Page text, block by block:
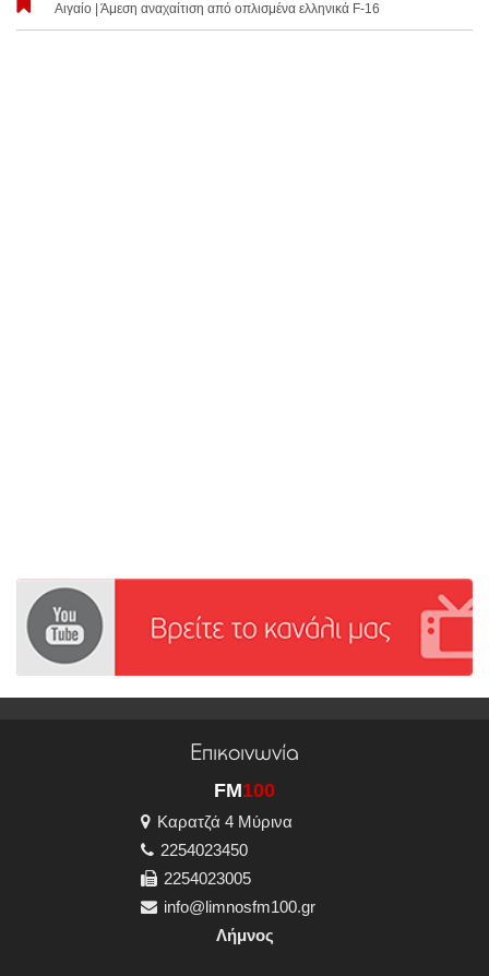
Αιγαίο | Άμεση αναχαίτιση από οπλισμένα ελληνικά F-16
Επικοινωνία
FM100
Καρατζά 4 Μύρινα
2254023450
2254023005
info@limnosfm100.gr
Λήμνος